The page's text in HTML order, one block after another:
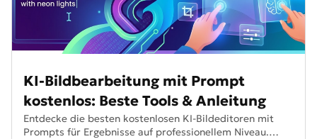
KI-Bildbearbeitung mit Prompt
kostenlos: Beste Tools & Anleitung
Entdecke die besten kostenlosen KI-Bildeditoren mit
Prompts für Ergebnisse auf professionellem Niveau.